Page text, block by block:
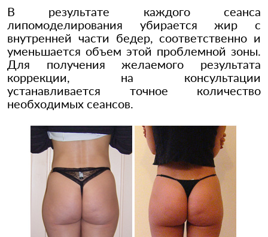
В результате каждого сеанса
липомоделирования убирается жир с
внутренней части бедер, соответственно и
уменьшается объем этой проблемной зоны.
Для получения желаемого результата
коррекции, на консультации
устанавливается точное количество
необходимых сеансов.